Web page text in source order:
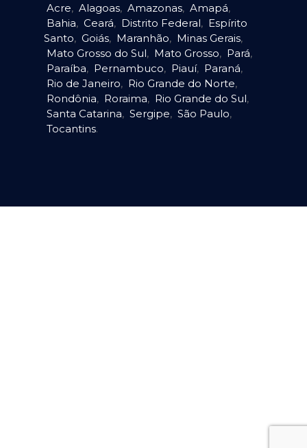
Acre, Alagoas, Amazonas, Amapá,
Bahia, Ceará, Distrito Federal, Espírito
Santo, Goiás, Maranhão, Minas Gerais,
Mato Grosso do Sul, Mato Grosso, Pará,
Paraíba, Pernambuco, Piauí, Paraná,
Rio de Janeiro, Rio Grande do Norte,
Rondônia, Roraima, Rio Grande do Sul,
Santa Catarina, Sergipe, São Paulo,
Tocantins.